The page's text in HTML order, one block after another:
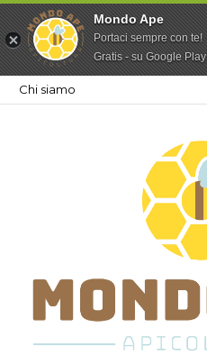
Mondo Ape
Portaci sempre con te!
Gratis - su Google Play
Chi siamo